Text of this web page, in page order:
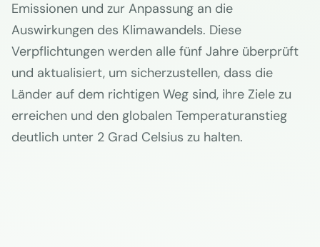
Emissionen und zur Anpassung an die
Auswirkungen des Klimawandels. Diese
Verpflichtungen werden alle fünf Jahre überprüft
und aktualisiert, um sicherzustellen, dass die
Länder auf dem richtigen Weg sind, ihre Ziele zu
erreichen und den globalen Temperaturanstieg
deutlich unter 2 Grad Celsius zu halten.